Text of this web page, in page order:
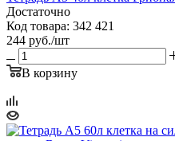
Достаточно
Код товара: 342 421
244 руб./шт
В корзину